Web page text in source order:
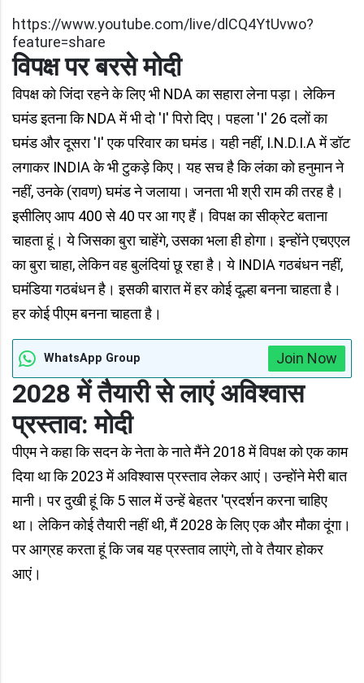
https://www.youtube.com/live/dlCQ4YtUvwo?
feature=share
विपक्ष पर बरसे मोदी
विपक्ष को जिंदा रहने के लिए भी NDA का सहारा लेना पड़ा। लेकिन
घमंड इतना कि NDA में भी दो 'I' पिरो दिए। पहला 'I' 26 दलों का
घमंड और दूसरा 'I' एक परिवार का घमंड। यही नहीं, I.N.D.I.A में डॉट
लगाकर INDIA के भी टुकड़े किए। यह सच है कि लंका को हनुमान ने
नहीं, उनके (रावण) घमंड ने जलाया। जनता भी श्री राम की तरह है।
इसीलिए आप 400 से 40 पर आ गए हैं। विपक्ष का सीक्रेट बताना
चाहता हूं। ये जिसका बुरा चाहेंगे, उसका भला ही होगा। इन्होंने एचएएल
का बुरा चाहा, लेकिन वह बुलंदियां छू रहा है। ये INDIA गठबंधन नहीं,
घमंडिया गठबंधन है। इसकी बारात में हर कोई दूल्हा बनना चाहता है।
हर कोई पीएम बनना चाहता है।
WhatsApp Group Join Now
2028 में तैयारी से लाएं अविश्वास
प्रस्ताव: मोदी
पीएम ने कहा कि सदन के नेता के नाते मैंने 2018 में विपक्ष को एक काम
दिया था कि 2023 में अविश्वास प्रस्ताव लेकर आएं। उन्होंने मेरी बात
मानी। पर दुखी हूं कि 5 साल में उन्हें बेहतर 'प्रदर्शन करना चाहिए
था। लेकिन कोई तैयारी नहीं थी, मैं 2028 के लिए एक और मौका दूंगा।
पर आग्रह करता हूं कि जब यह प्रस्ताव लाएंगे, तो वे तैयार होकर
आएं।